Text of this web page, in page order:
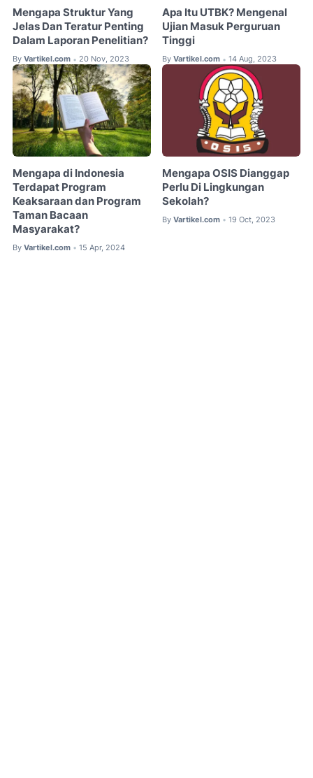
Mengapa Struktur Yang
Jelas Dan Teratur Penting
Dalam Laporan Penelitian?
By Vartikel.com • 20 Nov, 2023
Apa Itu UTBK? Mengenal
Ujian Masuk Perguruan
Tinggi
By Vartikel.com • 14 Aug, 2023
Mengapa di Indonesia
Terdapat Program
Keaksaraan dan Program
Taman Bacaan
Masyarakat?
By Vartikel.com • 15 Apr, 2024
Mengapa OSIS Dianggap
Perlu Di Lingkungan
Sekolah?
By Vartikel.com • 19 Oct, 2023